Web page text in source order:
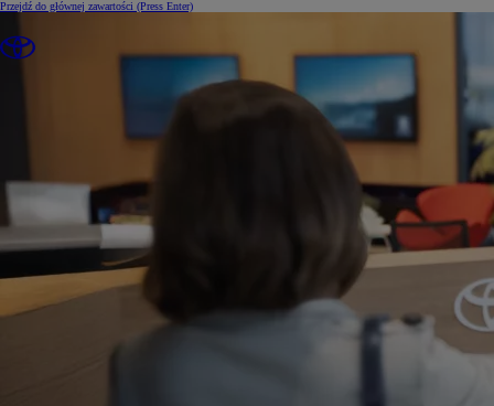
Przejdź do głównej zawartości (Press Enter)